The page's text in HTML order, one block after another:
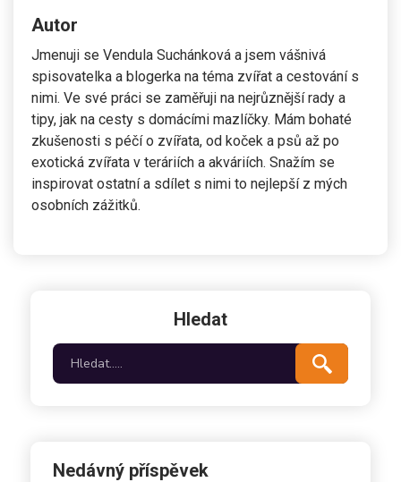
Autor
Jmenuji se Vendula Suchánková a jsem vášnivá
spisovatelka a blogerka na téma zvířat a cestování s
nimi. Ve své práci se zaměřuji na nejrůznější rady a
tipy, jak na cesty s domácími mazlíčky. Mám bohaté
zkušenosti s péčí o zvířata, od koček a psů až po
exotická zvířata v teráriích a akváriích. Snažím se
inspirovat ostatní a sdílet s nimi to nejlepší z mých
osobních zážitků.
Hledat
Nedávný příspěvek